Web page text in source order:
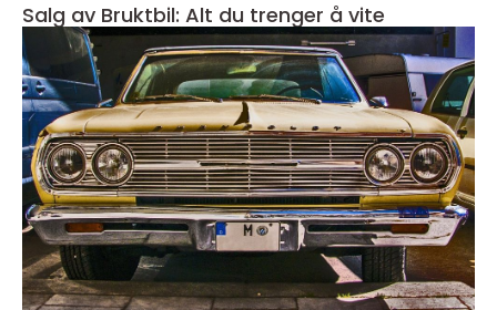
Salg av Bruktbil: Alt du trenger å vite